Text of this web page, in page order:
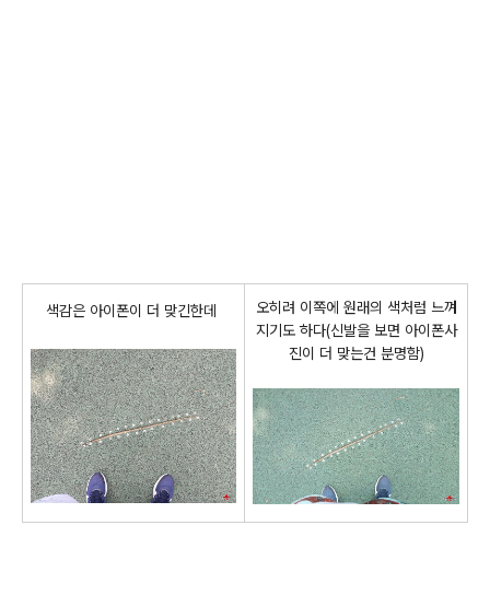
색감은 아이폰이 더 맞긴한데
오히려 이쪽에 원래의 색처럼 느껴
지기도 하다(신발을 보면 아이폰사
진이 더 맞는건 분명함)